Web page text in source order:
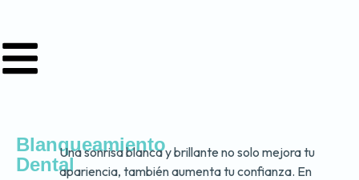
Blanqueamiento
Dental
Una sonrisa blanca y brillante no solo mejora tu
apariencia, también aumenta tu confianza. En